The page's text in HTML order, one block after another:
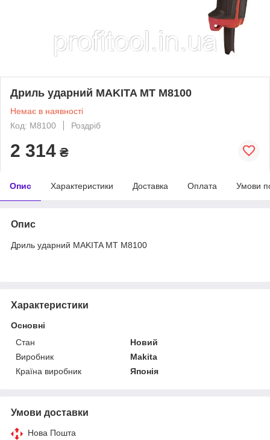
Дриль ударний MAKITA MT M8100
Немає в наявності
Код: M8100
Роздріб
2 314 ₴
Опис Характеристики Доставка Оплата Умови
Опис
Дриль ударний MAKITA MT M8100
Характеристики
Основні
Стан
Новий
Виробник
Makita
Країна виробник
Японія
Умови доставки
Нова Пошта